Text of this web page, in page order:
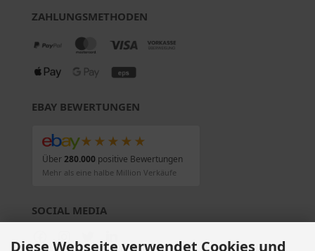
ZAHLUNGSMETHODEN
EBAY BEWERTUNGEN
★★★★★
Über280.000positive Bewertungen
Mehr als eine halbe Million Verkäufe
SOCIAL MEDIA
Diese Webseite verwendet Cookies und